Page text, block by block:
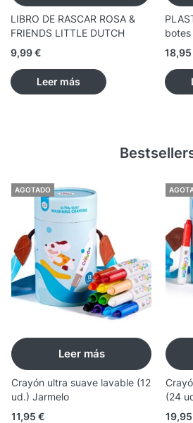
LIBRO DE RASCAR ROSA &
FRIENDS LITTLE DUTCH
9,99€
Leer más
botes
18,95
AGOTADO
Leer más
Crayón ultra suave lavable (12
ud.) Jarmelo
11,95 €
(24
19,95